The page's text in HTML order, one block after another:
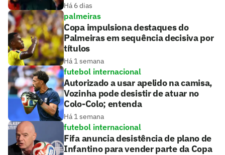
Há 6 dias
palmeiras
Copa impulsiona destaques do
Palmeiras em sequência decisiva por
títulos
Há 1 semana
futebol internacional
Autorizado a usar apelido na camisa,
Vozinha pode desistir de atuar no
Colo-Colo; entenda
Há 1 semana
futebol internacional
Fifa anuncia desistência de plano de
Infantino para vender parte da Copa